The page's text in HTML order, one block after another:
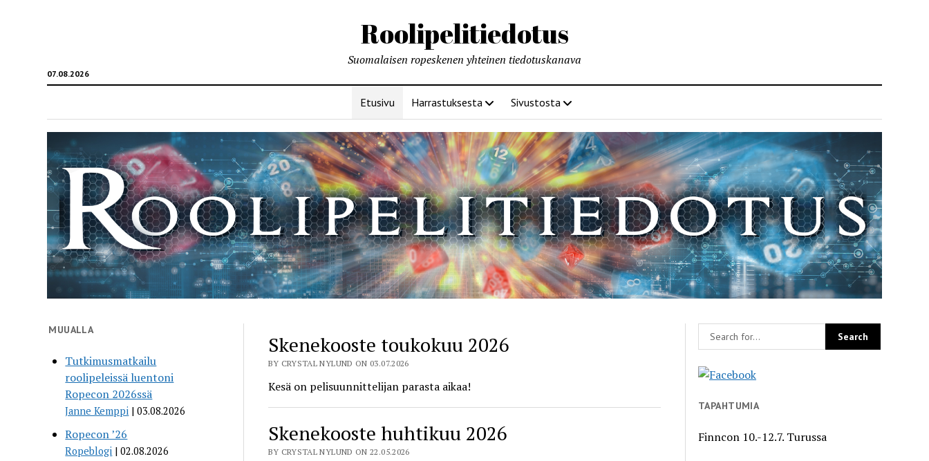
Roolipelitiedotus
07.08.2026
Suomalaisen ropeskenen yhteinen tiedotuskanava
Etusivu Harrastuksesta Sivustosta
MUUALLA
Tutkimusmatkailu
roolipeleissä luentoni
Ropecon 2026ssä
Janne Kemppi 03.08.2026
Ropecon ’26
Ropeblogi 02.08.2026
Roolipelitiedotus
Skenekooste toukokuu 2026
BY CRYSTAL NYLUND ON 03.07.2026
Kesä on pelisuunnittelijan parasta aikaa!
Skenekooste huhtikuu 2026
BY CRYSTAL NYLUND ON 22.05.2026
TAPAHTUMIA
Finncon 10.-12.7. Turussa